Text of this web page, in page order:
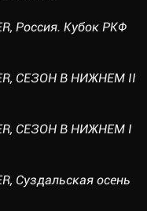
Россия. Кубок РКФ
СЕЗОН В НИЖНЕМ II
СЕЗОН В НИЖНЕМ I
Суздальская осень